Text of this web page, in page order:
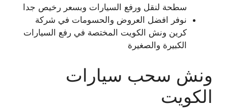
سطحة لنقل ورفع السيارات وبسعر رخيص جدا
نوفر افضل العروض والحسومات في شركة
كرين ونش الكويت المختصة في رفع السيارات
الكبيرة والصغيرة
ونش سحب سيارات
الكويت